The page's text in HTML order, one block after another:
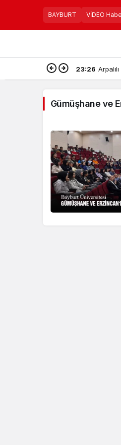
BAYBURT VİDEO
23:26
Gümüşhane ve